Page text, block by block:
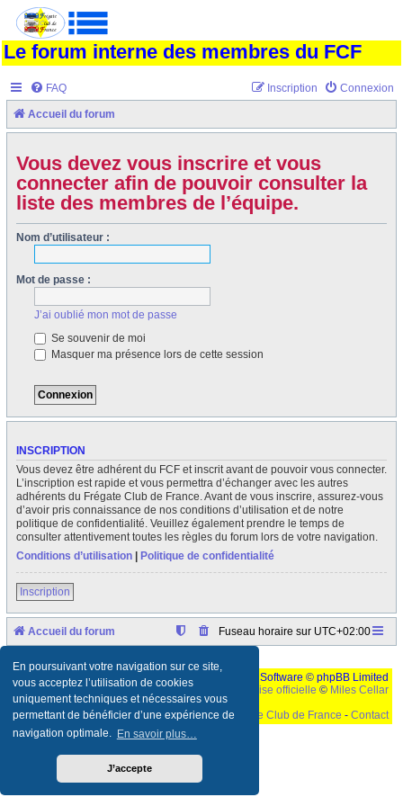
En poursuivant votre navigation sur ce site,
vous acceptez l’utilisation de cookies
uniquement techniques et nécessaires vous
permettant de bénéficier d’une expérience de
navigation optimale. En savoir plus…
J’accepte
Le forum interne des membres du FCF
FAQ Connexion
Inscription
Accueil du forum
Vous devez vous inscrire et vous
connecter afin de pouvoir consulter la
liste des membres de l’équipe.
Nom d’utilisateur :
Mot de passe :
J’ai oublié mon mot de passe
Se souvenir de moi
Masquer ma présence lors de cette session
INSCRIPTION
Vous devez être adhérent du FCF et inscrit avant de pouvoir vous connecter.
L’inscription est rapide et vous permettra d’échanger avec les autres
adhérents du Frégate Club de France. Avant de vous inscrire, assurez-vous
d’avoir pris connaissance de nos conditions d’utilisation et de notre
politique de confidentialité. Veuillez également prendre le temps de
consulter attentivement toutes les règles du forum lors de votre navigation.
Conditions d’utilisation
Politique de confidentialité
Inscription
Accueil du forum Fuseau horaire sur UTC+02:00
Développé parphpBB
® Forum Software © phpBB Limited
Traduction française officielle © Miles Cellar
©Le Frégate Club de France - Contact
Ceci est un texte de remplissage qui n'a pour but que forcer l'elargissement de la div page...
parametres d'affichage pas defaut de votre navigateur" faut bien trouver des paliatifs !